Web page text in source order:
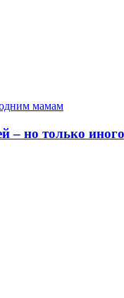
– но только